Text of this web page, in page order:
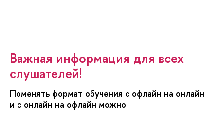
ажная информация для всех
слушателей!
Поменять формат обучения с офлайн на онлайн
и с онлайн на офлайн можно: